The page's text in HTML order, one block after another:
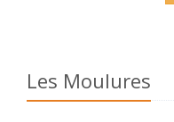
Les Moulures